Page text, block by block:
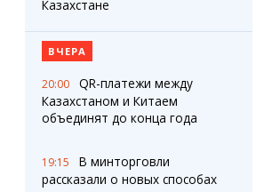
Казахстане
ВЧЕРА
20:00
QR-платежи между
Казахстаном и Китаем
объединят до конца года
19:15
В минторговли
рассказали о новых способах